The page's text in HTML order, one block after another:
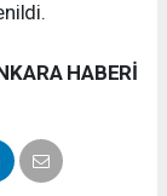
HABERİ